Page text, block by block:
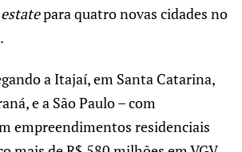
para quatro novas cidades no
a Itajaí, em Santa Catarina,
e a São Paulo – com
empreendimentos residenciais